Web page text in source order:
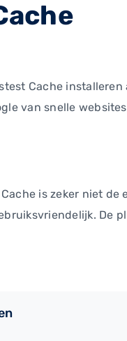
Cache
van snelle
Cache is zeker niet